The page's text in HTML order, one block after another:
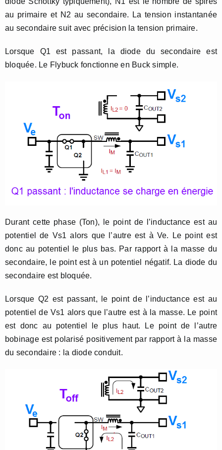
au primaire et N2 au secondaire. La tension instantanée
au secondaire suit avec précision la tension primaire.
Lorsque Q1 est passant, la diode du secondaire est
bloquée. Le Flybuck fonctionne en Buck simple.
Durant cette phase (Ton), le point de l’inductance est au
potentiel de Vs1 alors que l’autre est à Ve. Le point est
donc au potentiel le plus bas. Par rapport à la masse du
secondaire, le point est à un potentiel négatif. La diode du
secondaire est bloquée.
Lorsque Q2 est passant, le point de l’inductance est au
potentiel de Vs1 alors que l’autre est à la masse. Le point
est donc au potentiel le plus haut. Le point de l’autre
bobinage est polarisé positivement par rapport à la masse
du secondaire : la diode conduit.